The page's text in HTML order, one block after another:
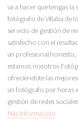
va a hacer que tengas
fotógrafo de Villaba de
servicio de gestión de
satisfecho con el
un profesional honesto,
estamos nosotros
ofreciéndote las
un fotógrafo por horas
gestión de redes
Más Información